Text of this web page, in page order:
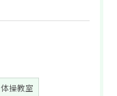
体操教室